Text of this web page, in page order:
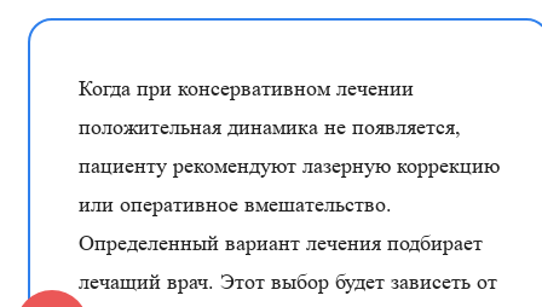
Когда при консервативном лечении
положительная динамика не появляется,
пациенту рекомендуют лазерную коррекцию
или оперативное вмешательство.
Определенный вариант лечения подбирает
лечащий врач. Этот выбор будет зависеть от